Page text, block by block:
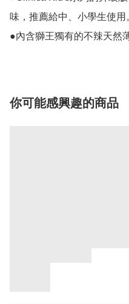
味，推薦給中、小學生使用
●內含獅王獨有的不辣天然
你可能感興趣的商品